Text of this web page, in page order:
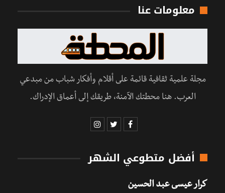
معلومات عنا
مجلة علمية ثقافية قائمة على أقلام وأفكار شباب من مبدعي
العرب. هنا محطتك الآمنة، طريقك إلى أعماق الإدراك.
أفضل متطوعي الشهر
كرار عيسى عبد الحسين